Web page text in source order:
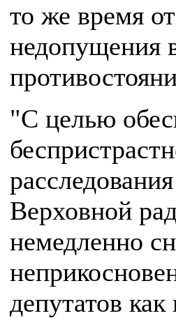
то же время
недопущения
"С целью
Верховной
немедленно
депутатов